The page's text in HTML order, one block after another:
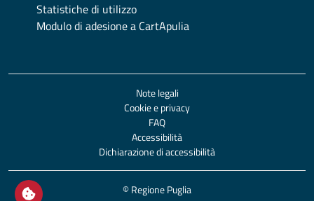
Apri/chiudi impostazioni cookie
Statistiche di utilizzo
Modulo di adesione a CartApulia
Note legali
Cookie e privacy
FAQ
Accessibilità
Dichiarazione di accessibilità
© Regione Puglia